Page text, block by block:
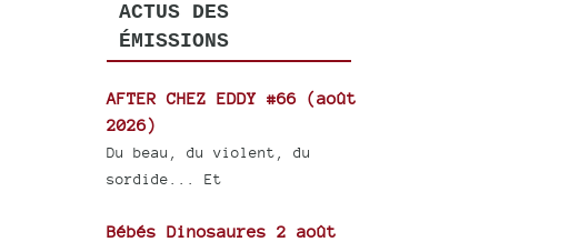
ACTUS DES
ÉMISSIONS
AFTER CHEZ EDDY #66 (août
2026)
Du beau, du violent, du
sordide... Et
Bébés Dinosaures 2 août